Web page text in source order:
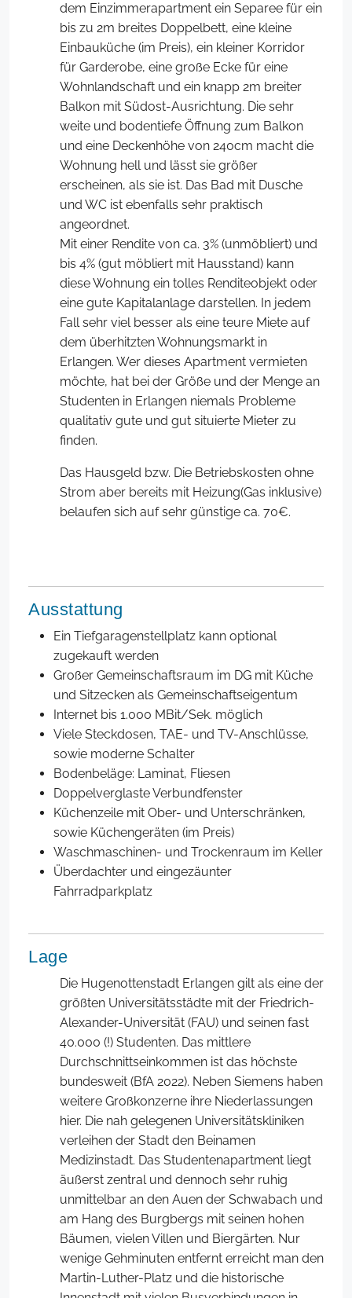
dem Einzimmerapartment ein Separee für ein
bis zu 2m breites Doppelbett, eine kleine
Einbauküche (im Preis), ein kleiner Korridor
für Garderobe, eine große Ecke für eine
Wohnlandschaft und ein knapp 2m breiter
Balkon mit Südost-Ausrichtung. Die sehr
weite und bodentiefe Öffnung zum Balkon
und eine Deckenhöhe von 240cm macht die
Wohnung hell und lässt sie größer
erscheinen, als sie ist. Das Bad mit Dusche
und WC ist ebenfalls sehr praktisch
angeordnet.
Mit einer Rendite von ca. 3% (unmöbliert) und
bis 4% (gut möbliert mit Hausstand) kann
diese Wohnung ein tolles Renditeobjekt oder
eine gute Kapitalanlage darstellen. In jedem
Fall sehr viel besser als eine teure Miete auf
dem überhitzten Wohnungsmarkt in
Erlangen. Wer dieses Apartment vermieten
möchte, hat bei der Größe und der Menge an
Studenten in Erlangen niemals Probleme
qualitativ gute und gut situierte Mieter zu
finden.
Das Hausgeld bzw. Die Betriebskosten ohne
Strom aber bereits mit Heizung(Gas inklusive)
belaufen sich auf sehr günstige ca. 70€.
Ausstattung
Ein Tiefgaragenstellplatz kann optional
zugekauft werden
Großer Gemeinschaftsraum im DG mit Küche
und Sitzecken als Gemeinschaftseigentum
Internet bis 1.000 MBit/Sek. möglich
Viele Steckdosen, TAE- und TV-Anschlüsse,
sowie moderne Schalter
Bodenbeläge: Laminat, Fliesen
Doppelverglaste Verbundfenster
Küchenzeile mit Ober- und Unterschränken,
sowie Küchengeräten (im Preis)
Waschmaschinen- und Trockenraum im Keller
Überdachter und eingezäunter
Fahrradparkplatz
Lage
Die Hugenottenstadt Erlangen gilt als eine der
größten Universitätsstädte mit der Friedrich-
Alexander-Universität (FAU) und seinen fast
40.000 (!) Studenten. Das mittlere
Durchschnittseinkommen ist das höchste
bundesweit (BfA 2022). Neben Siemens haben
weitere Großkonzerne ihre Niederlassungen
hier. Die nah gelegenen Universitätskliniken
verleihen der Stadt den Beinamen
Medizinstadt. Das Studentenapartment liegt
äußerst zentral und dennoch sehr ruhig
unmittelbar an den Auen der Schwabach und
am Hang des Burgbergs mit seinen hohen
Bäumen, vielen Villen und Biergärten. Nur
wenige Gehminuten entfernt erreicht man den
Martin-Luther-Platz und die historische